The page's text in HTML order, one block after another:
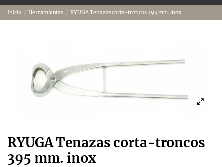
Inicio Herramientas RYUGA Tenazas corta-troncos 395 mm. inox
RYUGA Tenazas corta-troncos
395 mm. inox